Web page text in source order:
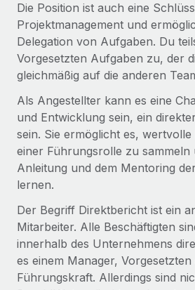
Background-Checks
Einfacheres Bewerber:innen-
Compliance Watchtower
Lückenlose Compliance
Geräteverwaltung
Globale Bereitstellung und
Geräten
Gründung von Niederlassungen
Niederlassungen
Mobilität und Relocation
Mühelose Relocation von
FALLSTUDIEN
So hat der KI-Vorreiter
Remote um 120 % vergrößert
Open-Source-Infrastrukturen. Das...
Mehr erfahren
Revolution des Enterprise
globalen Content-Agentur mit
Auf einen Blick Erfahre mehr über die
Transformation einer weltweit
Mehr erfahren
Hol dir Unterstützung
Alle Ressourcen anzeigen
Globale Payroll
EOR und PEO
Contractor Management
Den Blog erkunden
BLOG
Die Position ist auch eine
Projektmanagement und
Delegation von Aufgaben. Du
Vorgesetzten Aufgaben zu, der
gleichmäßig auf die anderen
Als Angestellter kann es eine
und Entwicklung sein, ein
sein. Sie ermöglicht es,
einer Führungsrolle zu sammeln
Anleitung und dem Mentoring
lernen.
Der Begriff Direktbericht ist ein
Mitarbeiter. Alle Beschäftigten
innerhalb des Unternehmens
es einem Manager,
Führungskraft. Allerdings sind